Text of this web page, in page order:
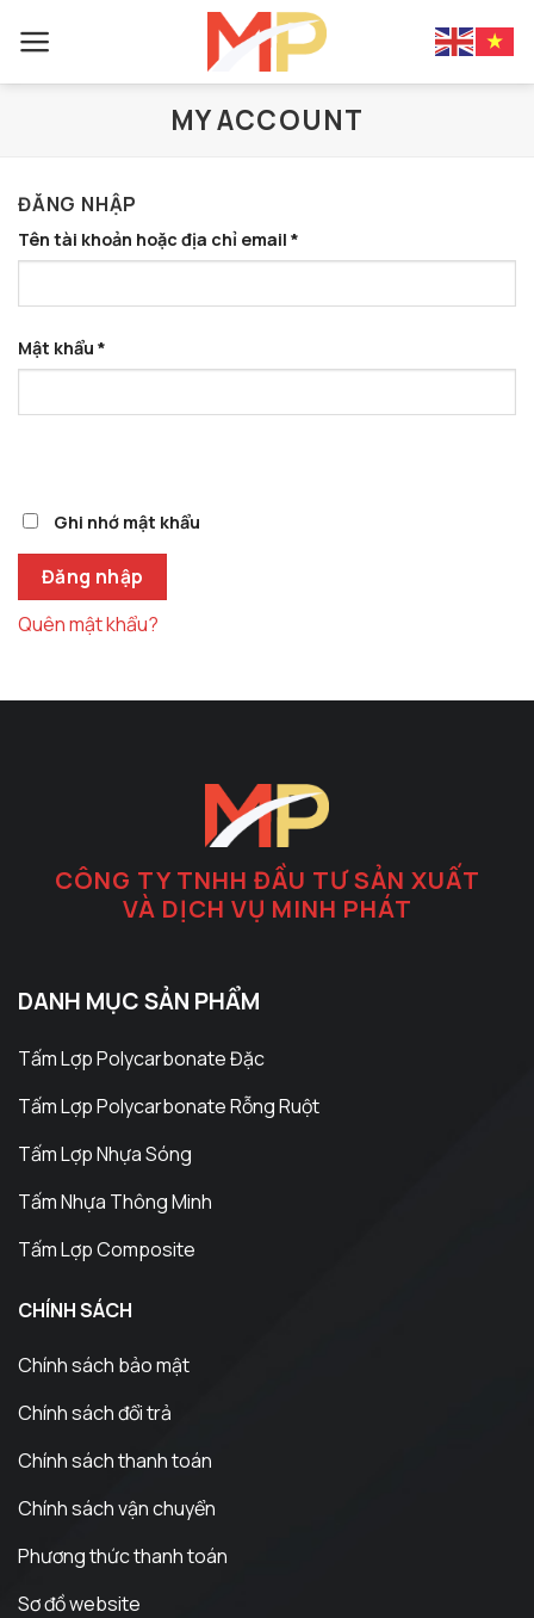
MY ACCOUNT
ĐĂNG NHẬP
Tên tài khoản hoặc địa chỉ email *
Mật khẩu *
Ghi nhớ mật khẩu
Đăng nhập
Quên mật khẩu?
CÔNG TY TNHH ĐẦU TƯ SẢN XUẤT
VÀ DỊCH VỤ MINH PHÁT
DANH MỤC SẢN PHẨM
Tấm Lợp Polycarbonate Đặc
Tấm Lợp Polycarbonate Rỗng Ruột
Tấm Lợp Nhựa Sóng
Tấm Nhựa Thông Minh
Tấm Lợp Composite
CHÍNH SÁCH
Chính sách bảo mật
Chính sách đổi trả
Chính sách thanh toán
Chính sách vận chuyển
Phương thức thanh toán
Sơ đồ website